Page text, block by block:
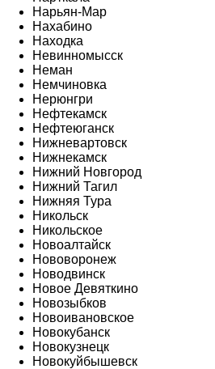
Нарьян-Мар
Нахабино
Находка
Невинномысск
Неман
Немчиновка
Нерюнгри
Нефтекамск
Нефтеюганск
Нижневартовск
Нижнекамск
Нижний Новгород
Нижний Тагил
Нижняя Тура
Никольск
Никольское
Новоалтайск
Нововоронеж
Новодвинск
Новое Девяткино
Новозыбков
Новоивановское
Новокубанск
Новокузнецк
Новокуйбышевск